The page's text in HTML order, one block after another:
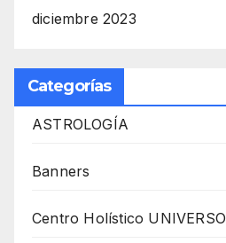
diciembre 2023
Categorías
ASTROLOGÍA
Banners
Centro Holístico UNIVERSO